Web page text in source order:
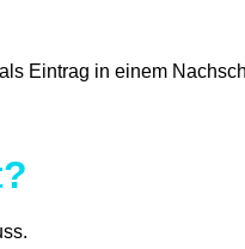
Eintrag in einem